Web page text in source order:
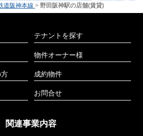
道阪神本線 > 野田阪神駅の店舗(賃貸)
テナントを探す
物件オーナー様
成約物件
お問合せ
関連事業内容